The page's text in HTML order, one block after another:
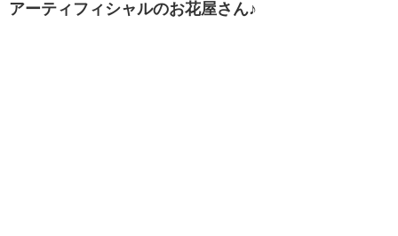
アーティフィシャルのお花屋さん♪